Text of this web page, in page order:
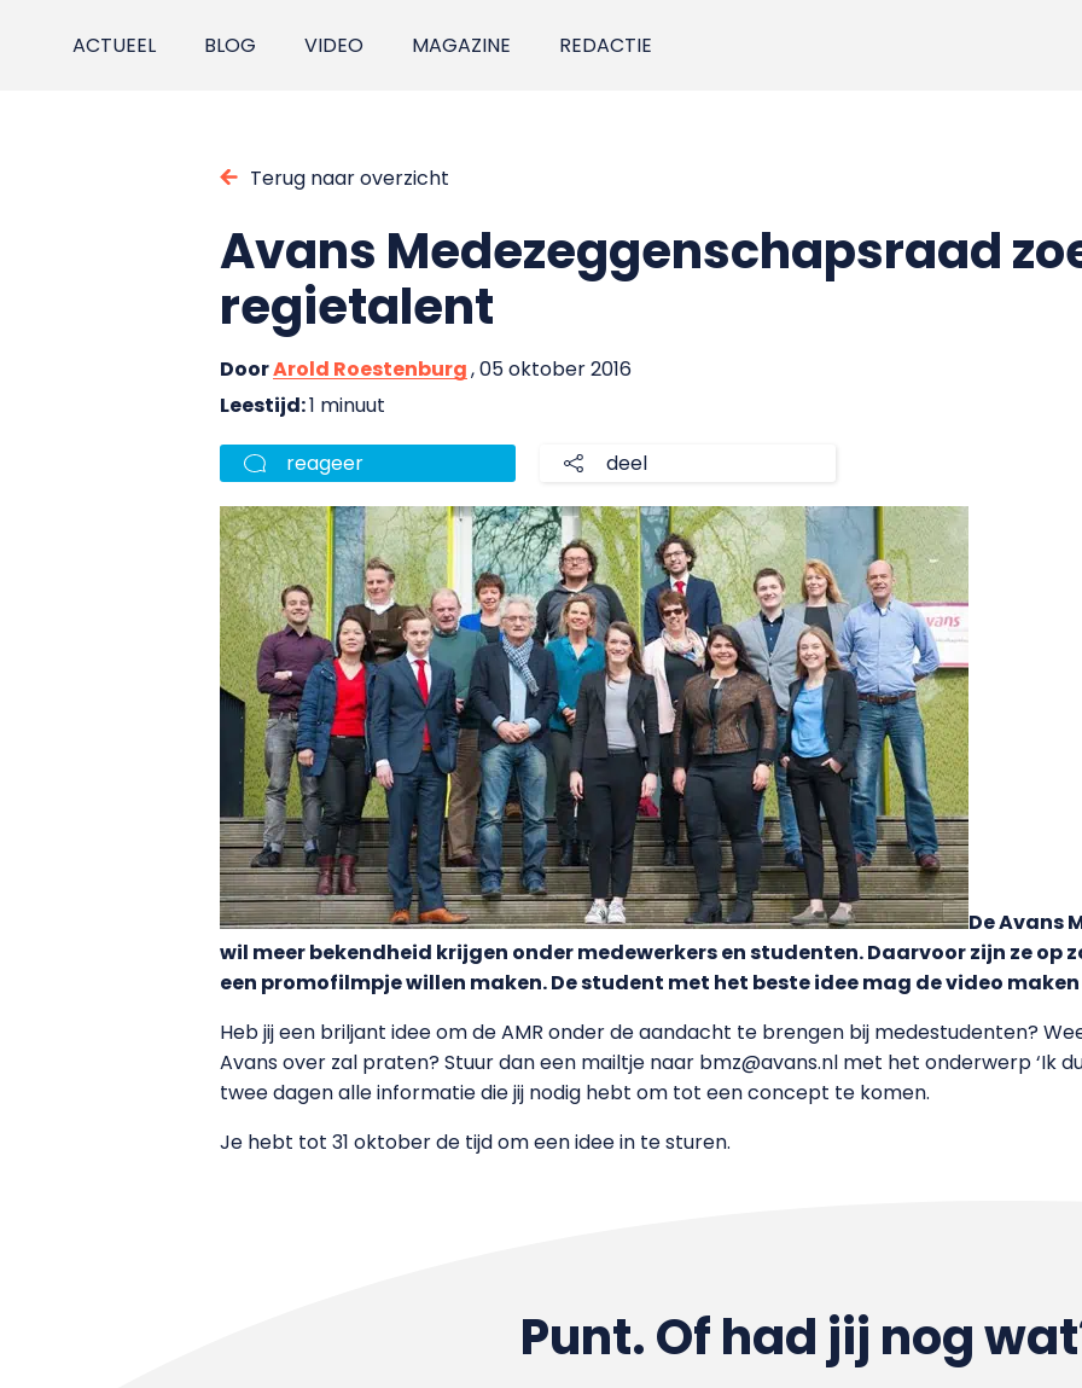
ACTUEEL BLOG VIDEO MAGAZINE REDACTIE
Terug naar overzicht
Avans Medezeggenschapsraad
regietalent
DoorArold Roestenburg, 05 oktober 2016
Leestijd:1 minuut
reageer deel
De Avans
wil meer bekendheid krijgen onder medewerkers en studenten. Daarvoor zijn ze op
een promofilmpje willen maken. De student met het beste idee mag de video
Heb jij een briljant idee om de AMR onder de aandacht te brengen bij medestudenten?
Avans over zal praten? Stuur dan een mailtje naar bmz@avans.nl met het onderwerp ‘Ik
twee dagen alle informatie die jij nodig hebt om tot een concept te komen.
Je hebt tot 31 oktober de tijd om een idee in te sturen.
Punt. Of had jij nog